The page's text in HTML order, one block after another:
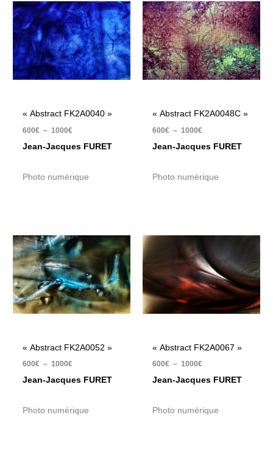
« Abstract FK2A0040 »
600€ – 1000€
prix :
600€
à
1000€
Jean-Jacques FURET
Photo numérique
« Abstract FK2A0048C »
600€ – 1000€
prix :
600€
à
1000€
Jean-Jacques FURET
Photo numérique
« Abstract FK2A0052 »
600€ – 1000€
prix :
600€
à
1000€
Jean-Jacques FURET
Photo numérique
« Abstract FK2A0067 »
600€ – 1000€
à
1000€
Jean-Jacques FURET
Photo numérique